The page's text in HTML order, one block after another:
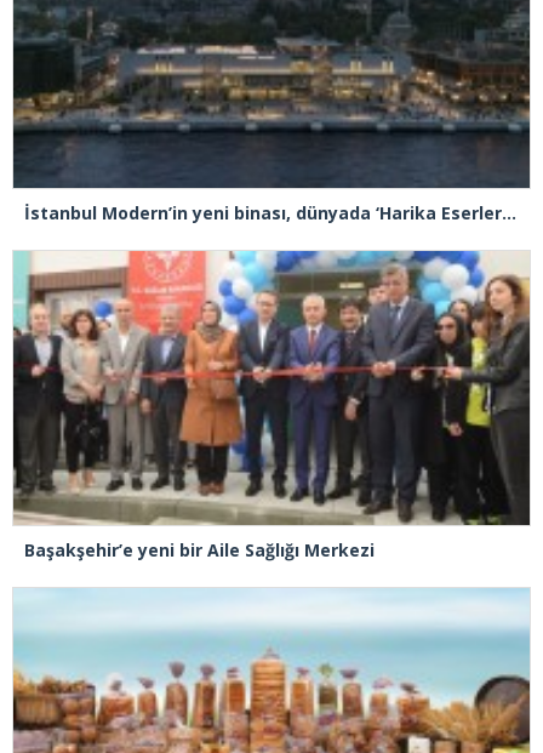
İstanbul Modern’in yeni binası, dünyada ‘Harika Eserler’ listesinde
Başakşehir’e yeni bir Aile Sağlığı Merkezi